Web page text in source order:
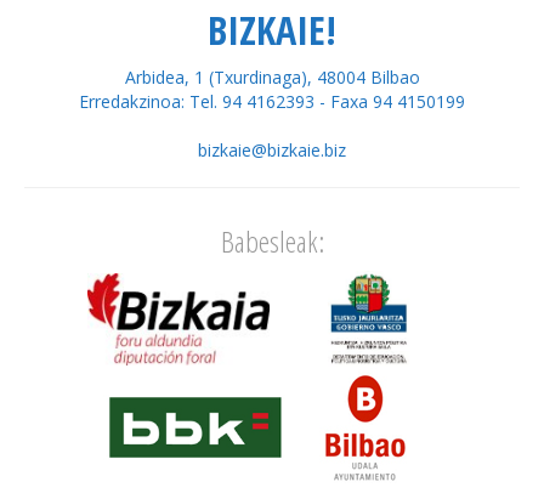
BIZKAIE!
Arbidea, 1 (Txurdinaga), 48004 Bilbao
Erredakzinoa: Tel. 94 4162393 - Faxa 94 4150199
bizkaie@bizkaie.biz
Babesleak: